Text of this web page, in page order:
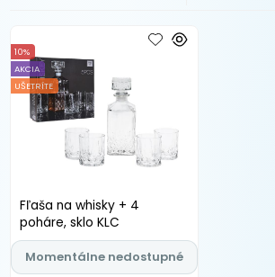
Fľaša na whisky + 4
poháre, sklo KLC
10%
AKCIA
UŠETRÍTE
Momentálne nedostupné